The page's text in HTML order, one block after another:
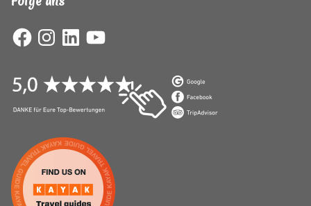
FacebookInstagramLinkedInYouTube